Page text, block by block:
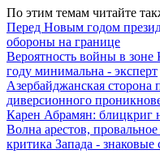
По этим темам читайте
Перед Новым годом
обороны на границе
Вероятность войны в зоне
году минимальна - эксперт
Азербайджанская сторона
диверсионного
Карен Абрамян: блицкриг
Волна арестов,
критика Запада -